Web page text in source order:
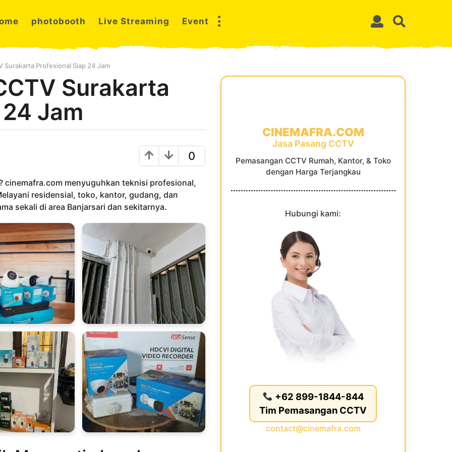
photobooth Live Streaming Event
Surakarta Profesional Siap 24 Jam
Surakarta
Jam
0
cinemafra.com menyuguhkan teknisi profesional,
residensial, toko, kantor, gudang, dan
sekali di area Banjarsari dan sekitarnya.
CINEMAFRA.COM
Jasa Pasang CCTV
Pemasangan CCTV Rumah, Kantor, & Toko
dengan Harga Terjangkau
Hubungi kami:
+62 899-1844-844
Tim Pemasangan CCTV
contact@cinemafra.com